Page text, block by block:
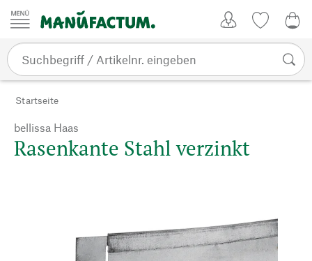
Zum Inhalt springen
Startseite
bellissa Haas
Rasenkante Stahl verzinkt